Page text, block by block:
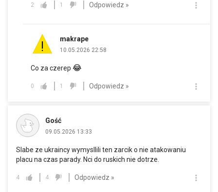
2 1 Odpowiedz »
makrape
10.05.2026 22:58
Co za czerep 😂
0 1 Odpowiedz »
Gość
09.05.2026 13:33
Slabe ze ukraincy wymysllili ten zarcik o nie atakowaniu
placu na czas parady. Nci do ruskich nie dotrze.
4 4 Odpowiedz »